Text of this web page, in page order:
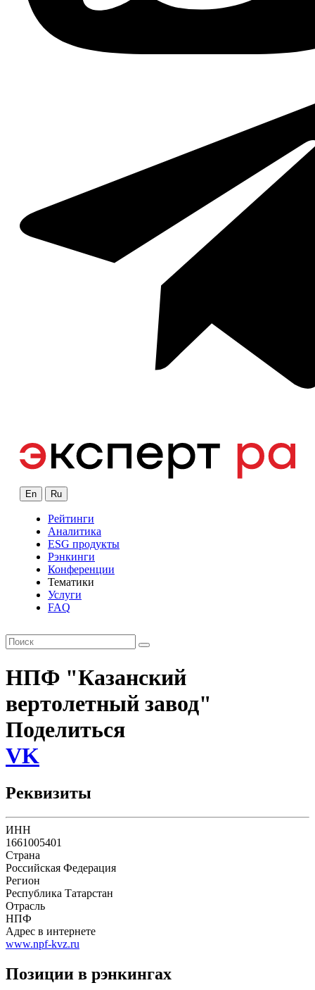
En Ru
Рейтинги
Аналитика
ESG продукты
Рэнкинги
Конференции
Тематики
Услуги
FAQ
НПФ "Казанский
вертолетный завод"
Поделиться
VK
Реквизиты
ИНН
1661005401
Страна
Российская Федерация
Регион
Республика Татарстан
Отрасль
НПФ
Адрес в интернете
www.npf-kvz.ru
Позиции в рэнкингах